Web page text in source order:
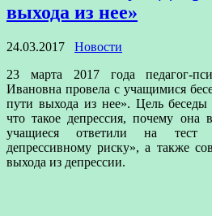
выхода из нее»
24.03.2017
Новости
23 марта 2017 года педагог-
Ивановна провела с учащимися
пути выхода из нее». Цель
что такое депрессия, почему она
учащиеся ответили на
депрессивному риску», а также
выхода из депрессии.